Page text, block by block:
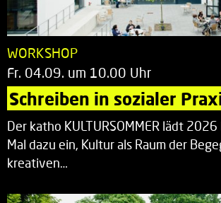
WORKSHOP
Fr. 04.09. um 10.00 Uhr
Schreiben in sozialer
Der katho KULTURSOMMER lädt
Mal dazu ein, Kultur als Raum der
kreativen…